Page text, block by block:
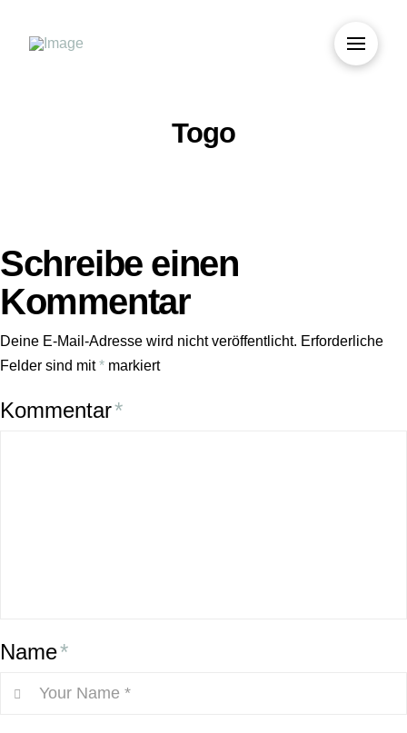
Togo
Schreibe einen
Kommentar
Deine E-Mail-Adresse wird nicht veröffentlicht. Erforderliche
Felder sind mit* markiert
Kommentar*
Name*